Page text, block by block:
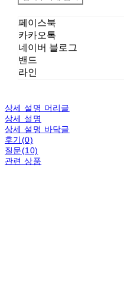
페이스북
카카오톡
네이버 블로그
밴드
라인
상세 설명 머리글
상세 설명
상세 설명 바닥글
후기(0)
질문(10)
관련 상품